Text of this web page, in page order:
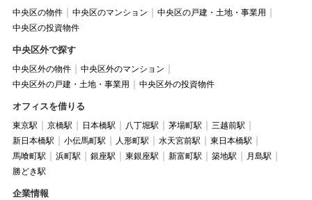
中央区の物件 中央区のマンション
中央区の戸建・土地・事業用
中央区の投資物件
中央区外で探す
中央区外の物件
中央区外のマンション
中央区外の戸建・土地・事業用
中央区外の投資物件
オフィスを借りる
東京駅 京橋駅 日本橋駅 八丁堀駅 茅場町駅
三越前駅
新日本橋駅
小伝馬町駅 人形町駅 水天宮前駅
東日本橋駅
馬喰町駅
浜町駅 銀座駅 東銀座駅 新富町駅 築地駅
月島駅
勝どき駅
企業情報